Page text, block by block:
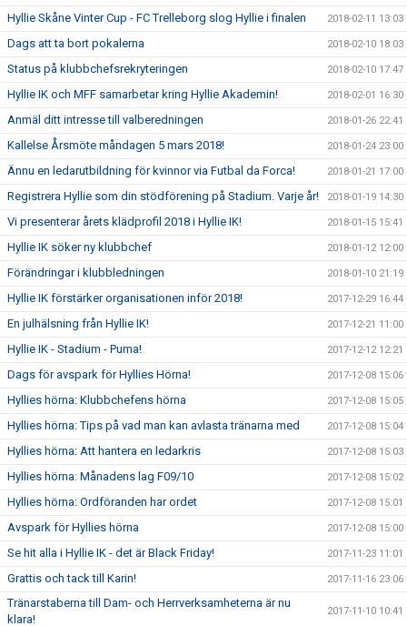
Hyllie Skåne Vinter Cup - FC Trelleborg slog Hyllie i finalen 2018-02-11 13:03
Dags att ta bort pokalerna 2018-02-10 18:03
Status på klubbchefsrekryteringen 2018-02-10 17:47
Hyllie IK och MFF samarbetar kring Hyllie Akademin! 2018-02-01 16:30
Anmäl ditt intresse till valberedningen 2018-01-26 22:41
Kallelse Årsmöte måndagen 5 mars 2018! 2018-01-24 23:00
Ännu en ledarutbildning för kvinnor via Futbal da Forca! 2018-01-21 17:00
Registrera Hyllie som din stödförening på Stadium. Varje år! 2018-01-19 14:30
Vi presenterar årets klädprofil 2018 i Hyllie IK! 2018-01-15 15:41
Hyllie IK söker ny klubbchef 2018-01-12 12:00
Förändringar i klubbledningen 2018-01-10 21:19
Hyllie IK förstärker organisationen inför 2018! 2017-12-29 16:44
En julhälsning från Hyllie IK! 2017-12-21 11:00
Hyllie IK - Stadium - Puma! 2017-12-12 12:21
Dags för avspark för Hyllies Hörna! 2017-12-08 15:06
Hyllies hörna: Klubbchefens hörna 2017-12-08 15:05
Hyllies hörna: Tips på vad man kan avlasta tränarna med 2017-12-08 15:04
Hyllies hörna: Att hantera en ledarkris 2017-12-08 15:03
Hyllies hörna: Månadens lag F09/10 2017-12-08 15:02
Hyllies hörna: Ordföranden har ordet 2017-12-08 15:01
Avspark för Hyllies hörna 2017-12-08 15:00
Se hit alla i Hyllie IK - det är Black Friday! 2017-11-23 11:01
Grattis och tack till Karin! 2017-11-16 23:06
Tränarstaberna till Dam- och Herrverksamheterna är nu
klara!
2017-11-10 10:41